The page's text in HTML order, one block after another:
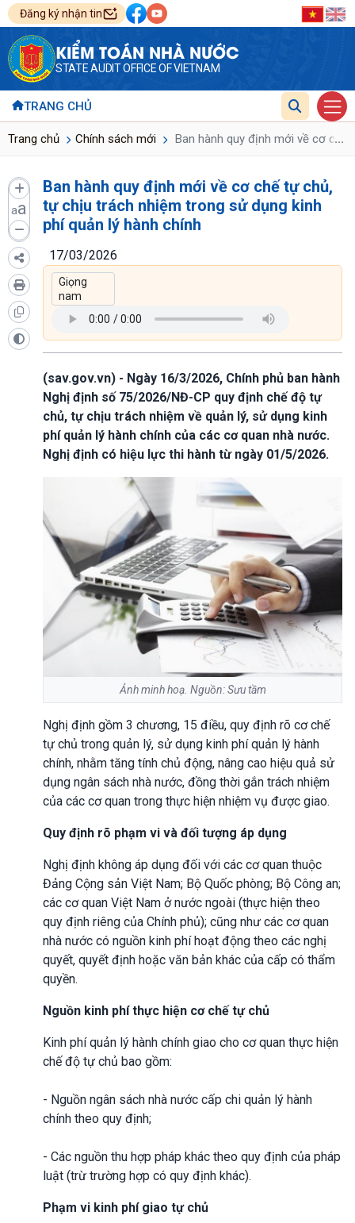
Đăng ký nhận tin
KIỂM TOÁN NHÀ NƯỚC
STATE AUDIT OFFICE OF VIETNAM
TRANG CHỦ
Trang chủ Chính sách mới Ban hành quy định mới về cơ chế
...
aa
Ban hành quy định mới về cơ chế tự chủ,
tự chịu trách nhiệm trong sử dụng kinh
phí quản lý hành chính
17/03/2026
(sav.gov.vn) - Ngày 16/3/2026, Chính phủ ban hành
Nghị định số 75/2026/NĐ-CP quy định chế độ tự
chủ, tự chịu trách nhiệm về quản lý, sử dụng kinh
phí quản lý hành chính của các cơ quan nhà nước.
Nghị định có hiệu lực thi hành từ ngày 01/5/2026.
Ảnh minh hoạ. Nguồn: Sưu tầm
Nghị định gồm 3 chương, 15 điều, quy định rõ cơ chế
tự chủ trong quản lý, sử dụng kinh phí quản lý hành
chính, nhằm tăng tính chủ động, nâng cao hiệu quả sử
dụng ngân sách nhà nước, đồng thời gắn trách nhiệm
của các cơ quan trong thực hiện nhiệm vụ được giao.
Quy định rõ phạm vi và đối tượng áp dụng
Nghị định không áp dụng đối với các cơ quan thuộc
Đảng Cộng sản Việt Nam; Bộ Quốc phòng; Bộ Công an;
các cơ quan Việt Nam ở nước ngoài (thực hiện theo
quy định riêng của Chính phủ); cũng như các cơ quan
nhà nước có nguồn kinh phí hoạt động theo các nghị
quyết, quyết định hoặc văn bản khác của cấp có thẩm
quyền.
Nguồn kinh phí thực hiện cơ chế tự chủ
Kinh phí quản lý hành chính giao cho cơ quan thực hiện
chế độ tự chủ bao gồm:
- Nguồn ngân sách nhà nước cấp chi quản lý hành
chính theo quy định;
- Các nguồn thu hợp pháp khác theo quy định của pháp
luật (trừ trường hợp có quy định khác).
Phạm vi kinh phí giao tự chủ